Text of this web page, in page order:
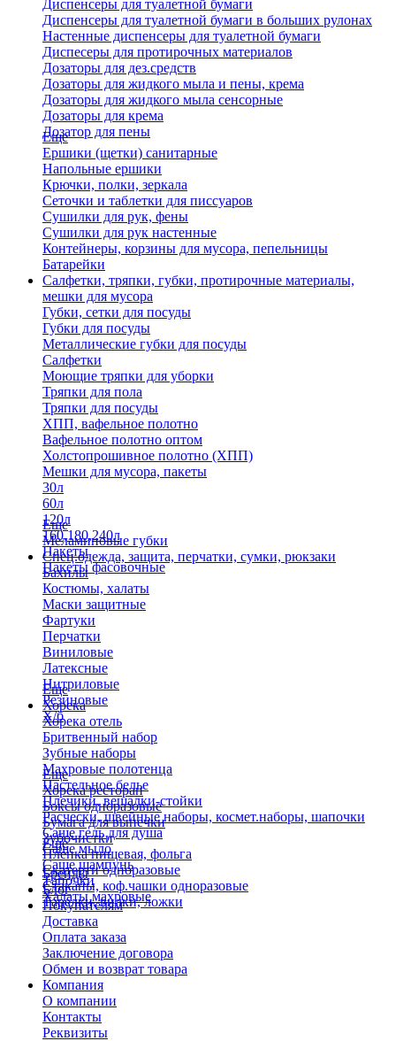
Диспенсеры для туалетной бумаги
Диспенсеры для туалетной бумаги в больших рулонах
Настенные диспенсеры для туалетной бумаги
Диспесеры для протирочных материалов
Дозаторы для дез.средств
Дозаторы для жидкого мыла и пены, крема
Дозаторы для жидкого мыла сенсорные
Дозаторы для крема
Дозатор для пены
Еще
Ершики (щетки) санитарные
Напольные ершики
Крючки, полки, зеркала
Сеточки и таблетки для писсуаров
Сушилки для рук, фены
Сушилки для рук настенные
Контейнеры, корзины для мусора, пепельницы
Батарейки
Салфетки, тряпки, губки, протирочные материалы,
мешки для мусора
Губки, сетки для посуды
Губки для посуды
Металлические губки для посуды
Салфетки
Моющие тряпки для уборки
Тряпки для пола
Тряпки для посуды
ХПП, вафельное полотно
Вафельное полотно оптом
Холстопрошивное полотно (ХПП)
Мешки для мусора, пакеты
30л
60л
120л
160,180,240л
Пакеты
Пакеты фасовочные
Еще
Меламиновые губки
Спец.одежда, защита, перчатки, сумки, рюкзаки
Бахилы
Костюмы, халаты
Маски защитные
Фартуки
Перчатки
Виниловые
Латексные
Нитриловые
Резиновые
Х/б
Еще
Хорека
Хорека отель
Бритвенный набор
Зубные наборы
Махровые полотенца
Пастельное белье
Плечики, вешалки-стойки
Расчески, швейные наборы, космет.наборы, шапочки
Саше гель для душа
Саше мыло
Саше шампунь
Тапочки
Халаты махровые
Еще
Хорека ресторан
Боксы одноразовые
Бумага для выпечки
Зубочистки
Пленка пищевая, фольга
Скатерти одноразовые
Стаканы, коф.чашки одноразовые
Тарелки, вилки, ложки
Еще
Бренды
Блог
Покупателям
Доставка
Оплата заказа
Заключение договора
Обмен и возврат товара
Компания
О компании
Контакты
Реквизиты